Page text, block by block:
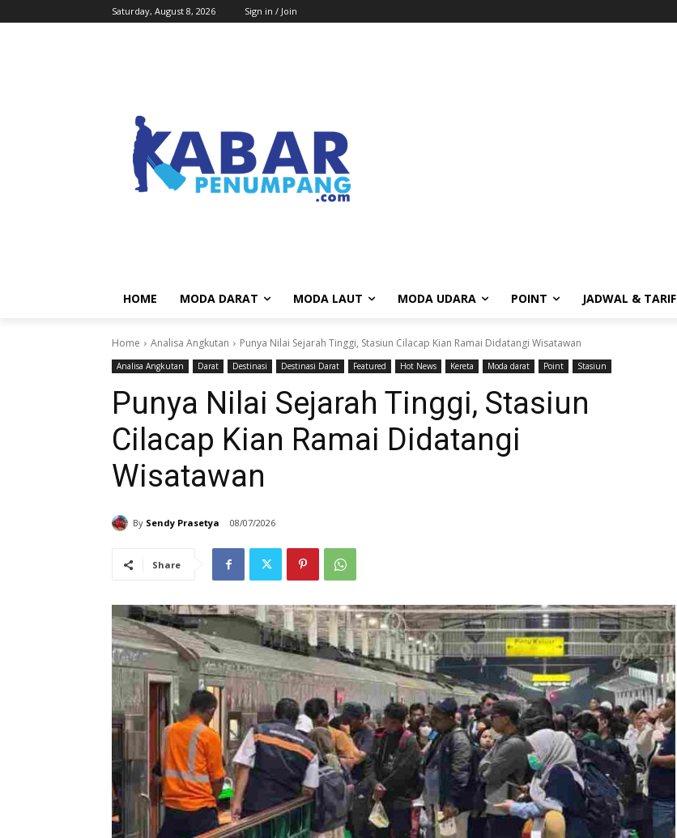
Saturday, August 8, 2026 Sign in / Join
HOME MODA DARAT MODA LAUT MODA UDARA POINT JADWAL & TARIF
Home Analisa Angkutan Punya Nilai Sejarah Tinggi, Stasiun Cilacap Kian Ramai Didatangi Wisatawan
Analisa Angkutan Darat Destinasi Destinasi Darat Featured Hot News Kereta Moda darat Point Stasiun
Punya Nilai Sejarah Tinggi, Stasiun
Cilacap Kian Ramai Didatangi
Wisatawan
By Sendy Prasetya 08/07/2026
Share